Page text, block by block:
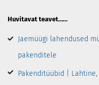
Huvitavat teavet……
Jaemüügi lahendused
pakenditele
Pakenditüübid |